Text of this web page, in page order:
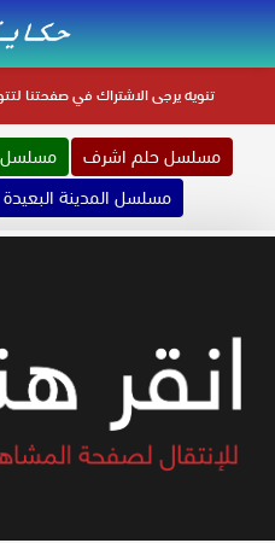
تنويهيرجى الاشتراك في صفحتنا
مسلسل حلم اشرف
مسلسل
مسلسل المدينة البعيدة